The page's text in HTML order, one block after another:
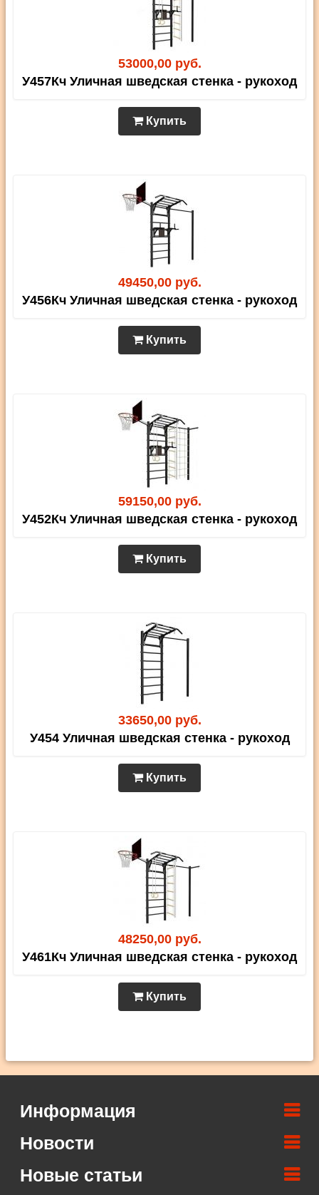
53000,00 руб.
У457Кч Уличная шведская стенка - рукоход
Купить
49450,00 руб.
У456Кч Уличная шведская стенка - рукоход
Купить
59150,00 руб.
У452Кч Уличная шведская стенка - рукоход
Купить
33650,00 руб.
У454 Уличная шведская стенка - рукоход
Купить
48250,00 руб.
У461Кч Уличная шведская стенка - рукоход
Купить
Информация
Новости
Новые статьи